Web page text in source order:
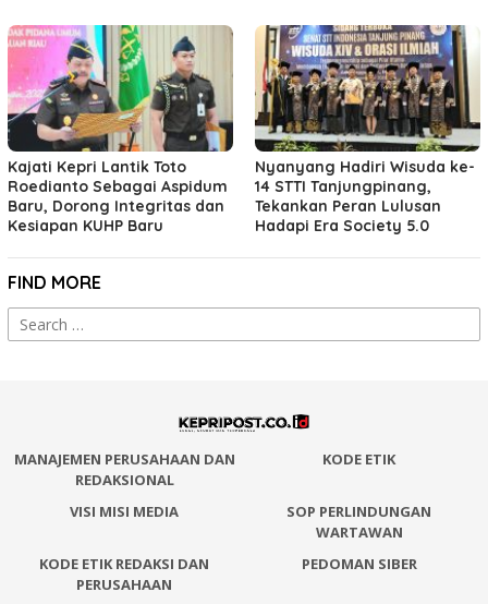
Kajati Kepri Lantik Toto
Roedianto Sebagai Aspidum
Baru, Dorong Integritas dan
Kesiapan KUHP Baru
Nyanyang Hadiri Wisuda ke-
14 STTI Tanjungpinang,
Tekankan Peran Lulusan
Hadapi Era Society 5.0
FIND MORE
Search
for:
MANAJEMEN PERUSAHAAN DAN
REDAKSIONAL
KODE ETIK
VISI MISI MEDIA
SOP PERLINDUNGAN
WARTAWAN
KODE ETIK REDAKSI DAN
PERUSAHAAN
PEDOMAN SIBER